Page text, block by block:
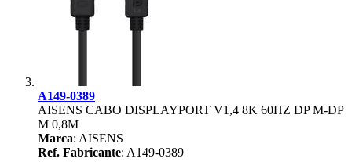
A149-0389
AISENS CABO DISPLAYPORT V1,4 8K 60HZ DP M-DP
M 0,8M
Marca: AISENS
Ref. Fabricante: A149-0389